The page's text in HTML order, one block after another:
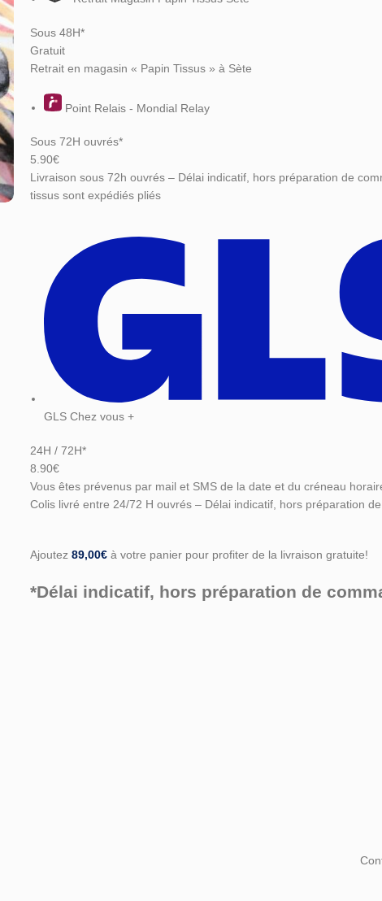
Sous 48H*
Gratuit
Retrait en magasin « Papin Tissus » à Sète
Point Relais - Mondial Relay
Sous 72H ouvrés*
5.90€
Livraison sous 72h ouvrés – Délai indicatif, hors préparation de
tissus sont expédiés pliés
GLS Chez vous +
24H / 72H*
8.90€
Vous êtes prévenus par mail et SMS de la date et du créneau
Colis livré entre 24/72 H ouvrés – Délai indicatif, hors préparation
Ajoutez 89,00€ à votre panier pour profiter de la livraison gratuite!
*Délai indicatif, hors préparation de